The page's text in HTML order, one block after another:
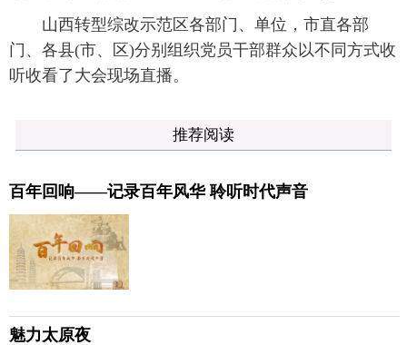
山西转型综改示范区各部门、单位，市直各部
门、各县(市、区)分别组织党员干部群众以不同方式收
听收看了大会现场直播。
推荐阅读
百年回响——记录百年风华 聆听时代声音
魅力太原夜